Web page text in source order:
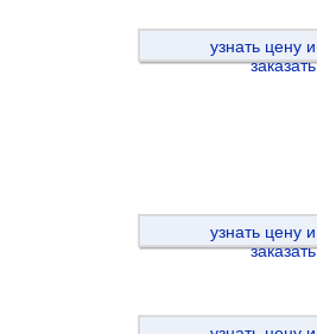
узнать цену и
заказать
узнать цену и
заказать